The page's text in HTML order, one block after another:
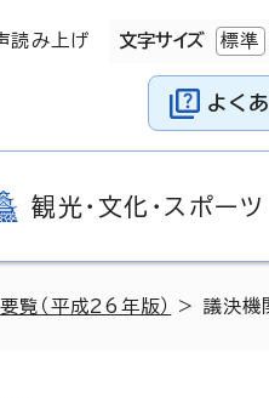
読み上げ 文字サイズ 標準
よく
観光・文化・スポーツ
覧（平成26年版） > 議決機